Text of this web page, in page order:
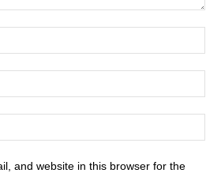
and website in this browser for the